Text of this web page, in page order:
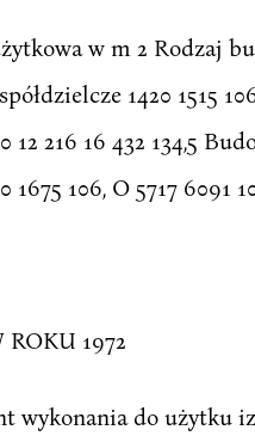
w m 2 Rodzaj
1420 1515
12 216 16 432 134,5
106, O 5717 6091
1972
wykonania do użytku